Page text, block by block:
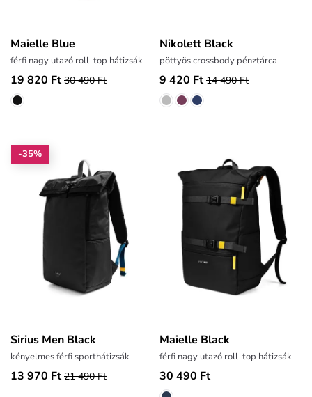
Maielle Blue
férfi nagy utazó roll-top hátizsák
19 820 Ft 30 490 Ft
Nikolett Black
pöttyös crossbody pénztárca
9 420 Ft 14 490 Ft
-35%
Sirius Men Black
kényelmes férfi sporthátizsák
13 970 Ft 21 490 Ft
Maielle Black
férfi nagy utazó roll-top hátizsák
30 490 Ft